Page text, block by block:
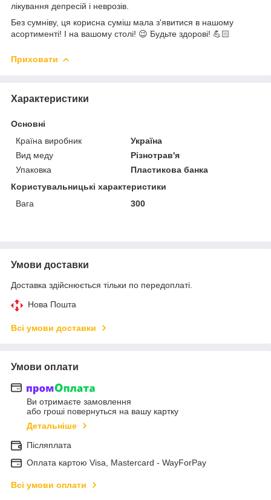
лікування депресій і неврозів.
Без сумніву, ця корисна суміш мала з'явитися в нашому
асортименті! І на вашому столі! 😉 Будьте здорові! 💪🏻
Приховати
Характеристики
Основні
Країна виробник
Україна
Вид меду
Різнотрав'я
Упаковка
Пластикова банка
Користувальницькі характеристики
Вага
300
Умови доставки
Доставка здійснюється тільки по передоплаті.
Нова Пошта
Всі умови доставки
Умови оплати
Ви отримаєте замовлення
або гроші повернуться на вашу картку
Детальніше
Післяплата
Оплата картою Visa, Mastercard - WayForPay
Всі умови оплати